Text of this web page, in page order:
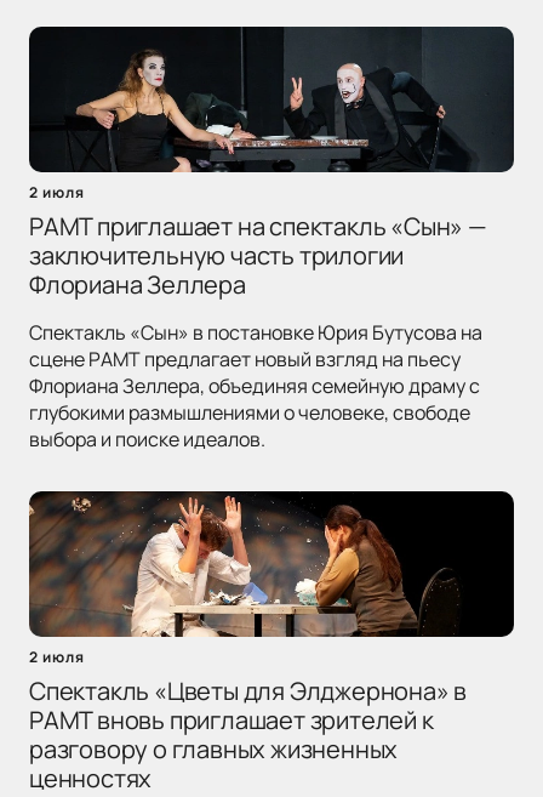
2 июля
РАМТ приглашает на спектакль «Сын» —
заключительную часть трилогии
Флориана Зеллера
Спектакль «Сын» в постановке Юрия Бутусова на
сцене РАМТ предлагает новый взгляд на пьесу
Флориана Зеллера, объединяя семейную драму с
глубокими размышлениями о человеке, свободе
выбора и поиске идеалов.
2 июля
Спектакль «Цветы для Элджернона» в
РАМТ вновь приглашает зрителей к
разговору о главных жизненных
ценностях